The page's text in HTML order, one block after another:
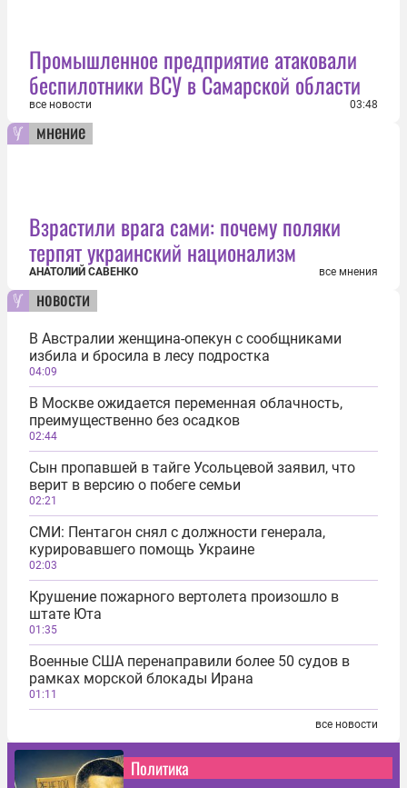
Промышленное предприятие атаковали
беспилотники ВСУ в Самарской области
все новости 03:48
мнение
Взрастили врага сами: почему поляки
терпят украинский национализм
АНАТОЛИЙ САВЕНКО все мнения
новости
В Австралии женщина-опекун с сообщниками
избила и бросила в лесу подростка
04:09
В Москве ожидается переменная облачность,
преимущественно без осадков
02:44
Сын пропавшей в тайге Усольцевой заявил, что
верит в версию о побеге семьи
02:21
СМИ: Пентагон снял с должности генерала,
курировавшего помощь Украине
02:03
Крушение пожарного вертолета произошло в
штате Юта
01:35
Военные США перенаправили более 50 судов в
рамках морской блокады Ирана
01:11
все новости
Политика